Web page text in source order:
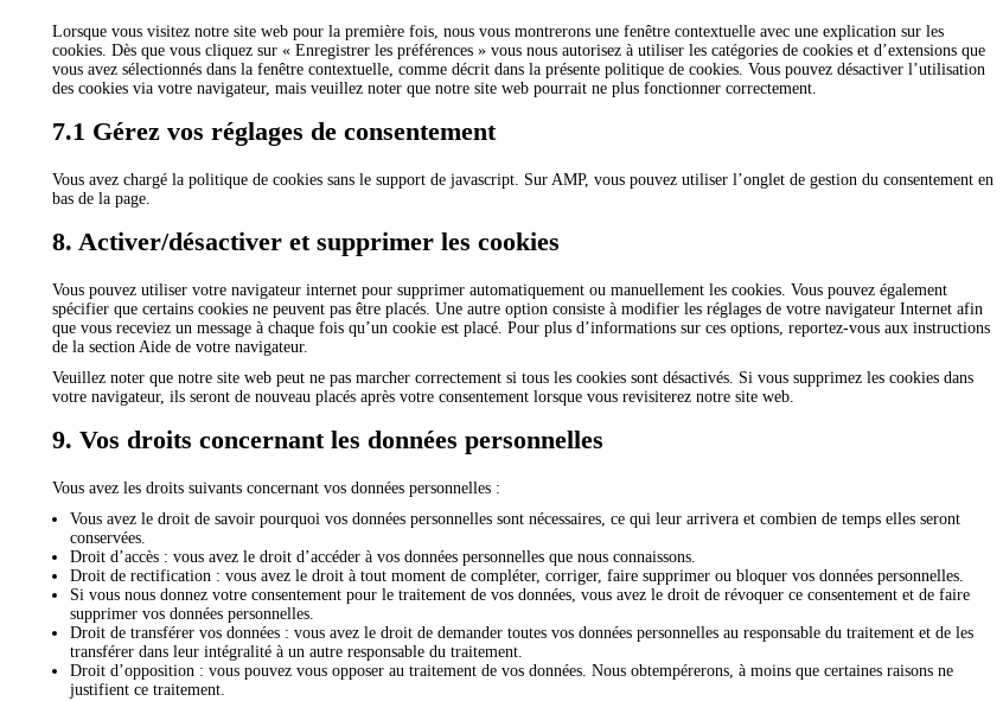
Lorsque vous visitez notre site web pour la première fois, nous vous montrerons une fenêtre contextuelle avec une explication sur les
cookies. Dès que vous cliquez sur « Enregistrer les préférences » vous nous autorisez à utiliser les catégories de cookies et d’extensions que
vous avez sélectionnés dans la fenêtre contextuelle, comme décrit dans la présente politique de cookies. Vous pouvez désactiver l’utilisation
des cookies via votre navigateur, mais veuillez noter que notre site web pourrait ne plus fonctionner correctement.
7.1 Gérez vos réglages de consentement
Vous avez chargé la politique de cookies sans le support de javascript. Sur AMP, vous pouvez utiliser l’onglet de gestion du consentement en
bas de la page.
8. Activer/désactiver et supprimer les cookies
Vous pouvez utiliser votre navigateur internet pour supprimer automatiquement ou manuellement les cookies. Vous pouvez également
spécifier que certains cookies ne peuvent pas être placés. Une autre option consiste à modifier les réglages de votre navigateur Internet afin
que vous receviez un message à chaque fois qu’un cookie est placé. Pour plus d’informations sur ces options, reportez-vous aux instructions
de la section Aide de votre navigateur.
Veuillez noter que notre site web peut ne pas marcher correctement si tous les cookies sont désactivés. Si vous supprimez les cookies dans
votre navigateur, ils seront de nouveau placés après votre consentement lorsque vous revisiterez notre site web.
9. Vos droits concernant les données personnelles
Vous avez les droits suivants concernant vos données personnelles :
Vous avez le droit de savoir pourquoi vos données personnelles sont nécessaires, ce qui leur arrivera et combien de temps elles seront
conservées.
Droit d’accès : vous avez le droit d’accéder à vos données personnelles que nous connaissons.
Droit de rectification : vous avez le droit à tout moment de compléter, corriger, faire supprimer ou bloquer vos données personnelles.
Si vous nous donnez votre consentement pour le traitement de vos données, vous avez le droit de révoquer ce consentement et de faire
supprimer vos données personnelles.
Droit de transférer vos données : vous avez le droit de demander toutes vos données personnelles au responsable du traitement et de les
transférer dans leur intégralité à un autre responsable du traitement.
Droit d’opposition : vous pouvez vous opposer au traitement de vos données. Nous obtempérerons, à moins que certaines raisons ne
justifient ce traitement.